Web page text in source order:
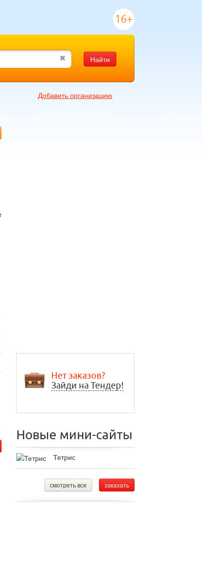
16+
Найти
Добавить организацию
Нет заказов?
Зайди на Тендер!
Новые мини-сайты
Тетрис
смотреть все заказать